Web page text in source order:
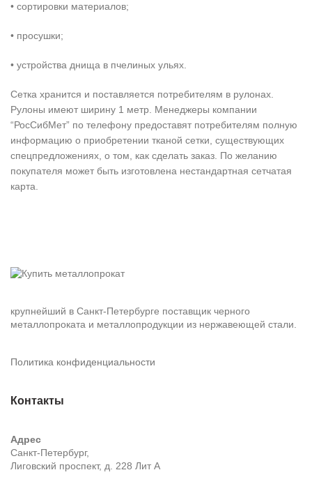
• сортировки материалов;
• просушки;
• устройства днища в пчелиных ульях.
Сетка хранится и поставляется потребителям в рулонах.
Рулоны имеют ширину 1 метр. Менеджеры компании
“РосСибМет” по телефону предоставят потребителям полную
информацию о приобретении тканой сетки, существующих
спецпредложениях, о том, как сделать заказ. По желанию
покупателя может быть изготовлена нестандартная сетчатая
карта.
крупнейший в Санкт-Петербурге поставщик черного
металлопроката и металлопродукции из нержавеющей стали.
Политика конфиденциальности
Контакты
Адрес
Санкт-Петербург,
Лиговский проспект, д. 228 Лит А